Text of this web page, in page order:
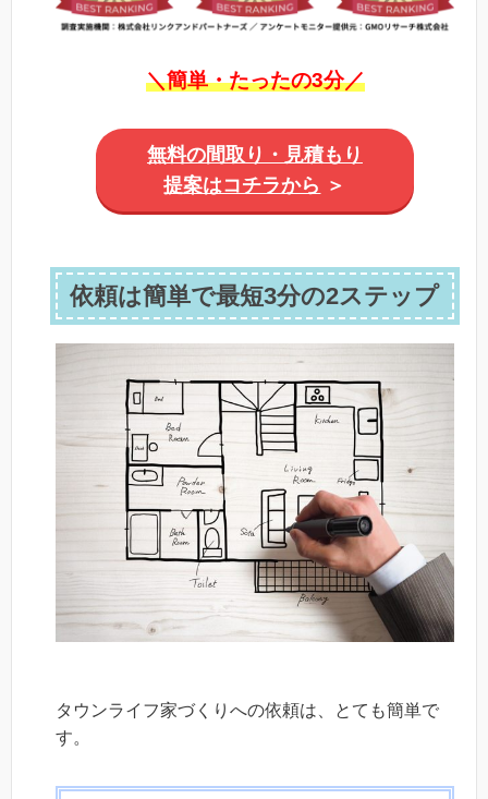
＼簡単・たったの3分／
無料の間取り・見積もり
提案はコチラから ＞
依頼は簡単で最短3分の2ステップ
タウンライフ家づくりへの依頼は、とても簡単で
す。